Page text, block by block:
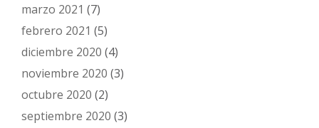
marzo 2021 (7)
febrero 2021 (5)
diciembre 2020 (4)
noviembre 2020 (3)
octubre 2020 (2)
septiembre 2020 (3)